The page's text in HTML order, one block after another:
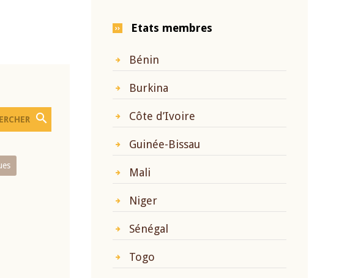
Etats membres
Bénin
Burkina
Côte d’Ivoire
Guinée-Bissau
Mali
Niger
Sénégal
Togo